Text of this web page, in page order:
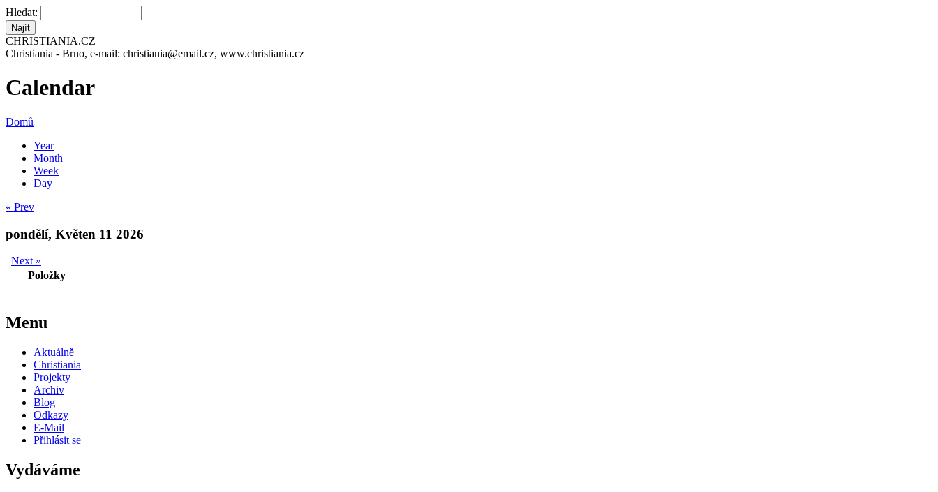
Hledat:
CHRISTIANIA.CZ
Christiania - Brno, e-mail: christiania@email.cz, www.christiania.cz
Calendar
Domů
Year
Month
Week
Day
« Prev
pondělí, Květen 11 2026
Next »
Položky
Menu
Aktuálně
Christiania
Projekty
Archiv
Blog
Odkazy
E-Mail
Přihlásit se
Vydáváme